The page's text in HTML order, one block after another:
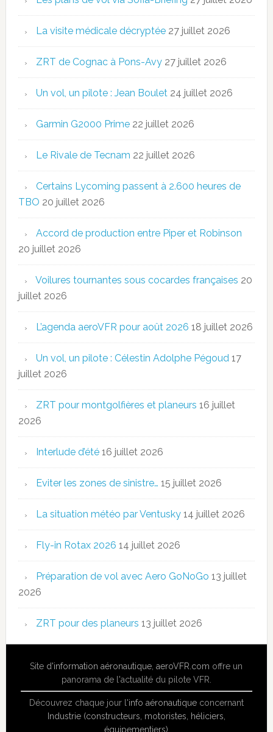
La visite médicale décryptée 27 juillet 2026
ZRT de Cognac à Pons-Avy 27 juillet 2026
Un vol, un pilote : Jean Boulet 24 juillet 2026
Garmin G2000 Prime 22 juillet 2026
Le Rivale de Tecnam 22 juillet 2026
Certains Lycoming passent à 2.600 heures de
TBO 20 juillet 2026
Accord de production entre Piper et Robinson
20 juillet 2026
Voilures tournantes sous cocardes françaises 20
juillet 2026
L’agenda aeroVFR pour août 2026 18 juillet 2026
Un vol, un pilote : Célestin Adolphe Pégoud 17
juillet 2026
ZRT pour montgolfières et planeurs 16 juillet
2026
Interlude d’été 16 juillet 2026
Eviter les zones de sinistre… 15 juillet 2026
La situation météo par Ventusky 14 juillet 2026
Fly-in Rotax 2026 14 juillet 2026
Préparation de vol avec Aero GoNoGo 13 juillet
2026
ZRT pour des planeurs 13 juillet 2026
Site d'information aéronautique ,aeroVFR.com offre un
panorama de l'actualité du pilote VFR.
Découvrez chaque jour l'info aéronautiqueconcernant
Industrie (constructeurs, motoristes, héliciers,
équipementiers)